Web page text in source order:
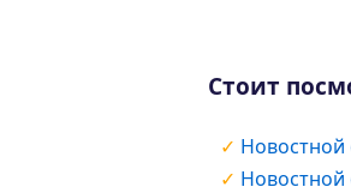
Стоит
Новостной
Новостной